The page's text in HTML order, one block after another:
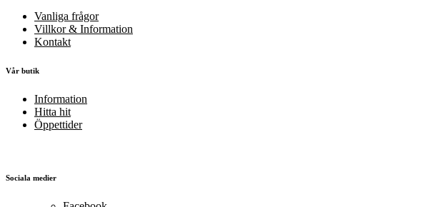
Vanliga frågor
Villkor & Information
Kontakt
Vår butik
Information
Hitta hit
Öppettider
Sociala medier